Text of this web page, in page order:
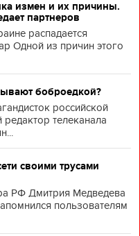
измен и их причины.
партнеров
распадается
Одной из причин этого
боброедкой?
российской
телеканала
своими трусами
РФ Дмитрия Медведева
пользователям